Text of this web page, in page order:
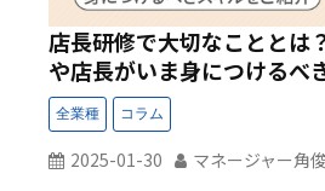
企業情報
店長研修で大切なこととは
や店長がいま身につけるべ
2025-01-30 マネージャー角